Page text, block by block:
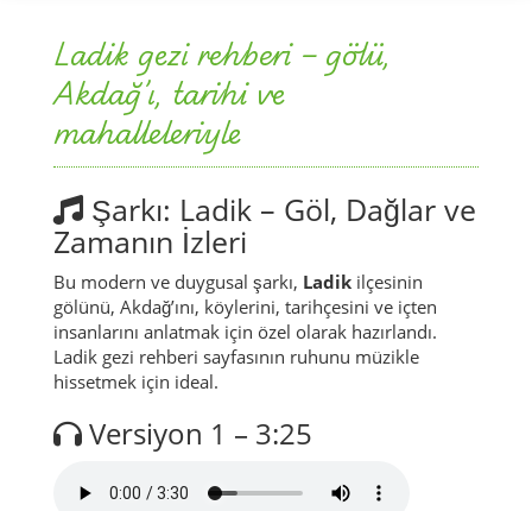
Ladik gezi rehberi – gölü,
Akdağ’ı, tarihi ve
mahalleleriyle
Şarkı: Ladik – Göl, Dağlar ve
Zamanın İzleri
Bu modern ve duygusal şarkı, Ladik ilçesinin
gölünü, Akdağ’ını, köylerini, tarihçesini ve içten
insanlarını anlatmak için özel olarak hazırlandı.
Ladik gezi rehberi sayfasının ruhunu müzikle
hissetmek için ideal.
Versiyon 1 – 3:25